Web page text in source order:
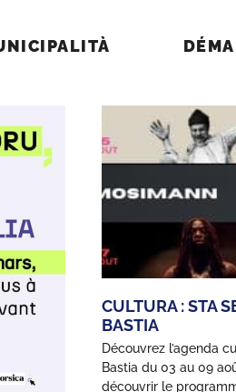
CULTURA : STA
BASTIA
Découvrez l’agenda
Bastia du 03 au 09
découvrir le